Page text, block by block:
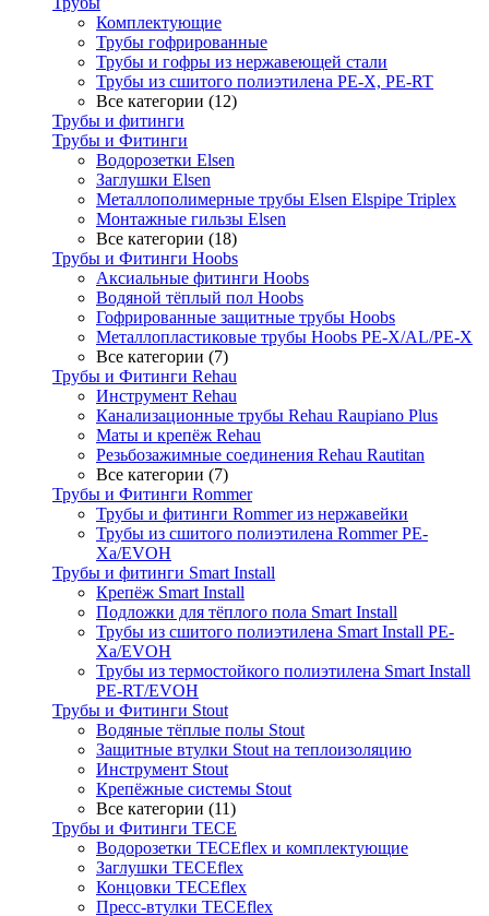
Комплектующие
Трубы гофрированные
Трубы и гофры из нержавеющей стали
Трубы из сшитого полиэтилена PE-X, PE-RT
Все категории (12)
Трубы и фитинги
Трубы и Фитинги
Водорозетки Elsen
Заглушки Elsen
Металлополимерные трубы Elsen Elspipe Triplex
Монтажные гильзы Elsen
Все категории (18)
Трубы и Фитинги Hoobs
Аксиальные фитинги Hoobs
Водяной тёплый пол Hoobs
Гофрированные защитные трубы Hoobs
Металлопластиковые трубы Hoobs PE-X/AL/PE-X
Все категории (7)
Трубы и Фитинги Rehau
Инструмент Rehau
Канализационные трубы Rehau Raupiano Plus
Маты и крепёж Rehau
Резьбозажимные соединения Rehau Rautitan
Все категории (7)
Трубы и Фитинги Rommer
Трубы и фитинги Rommer из нержавейки
Трубы из сшитого полиэтилена Rommer PE-
Xa/EVOH
Трубы и фитинги Smart Install
Крепёж Smart Install
Подложки для тёплого пола Smart Install
Трубы из сшитого полиэтилена Smart Install PE-
Xa/EVOH
Трубы из термостойкого полиэтилена Smart Install
PE-RT/EVOH
Трубы и Фитинги Stout
Водяные тёплые полы Stout
Защитные втулки Stout на теплоизоляцию
Инструмент Stout
Крепёжные системы Stout
Все категории (11)
Трубы и Фитинги TECE
Водорозетки TECEflex и комплектующие
Заглушки TECEflex
Концовки TECEflex
Пресс-втулки TECEflex